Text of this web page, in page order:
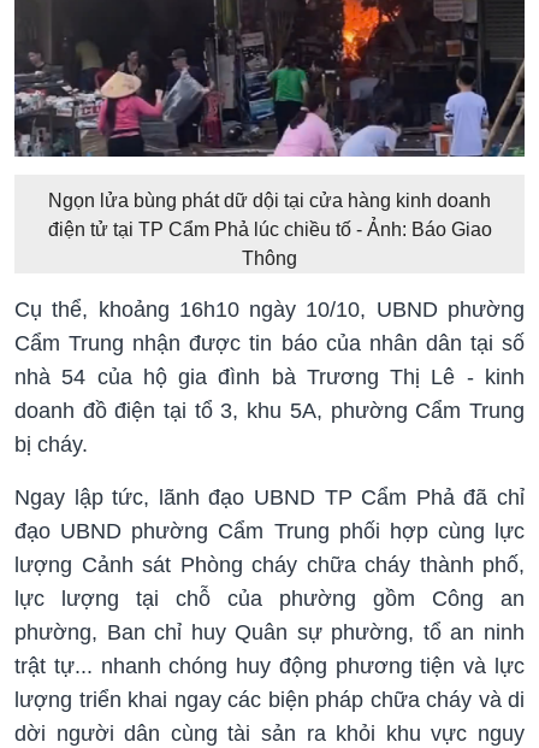
Ngọn lửa bùng phát dữ dội tại cửa hàng kinh doanh
điện tử tại TP Cẩm Phả lúc chiều tố - Ảnh: Báo Giao
Thông
Cụ thể, khoảng 16h10 ngày 10/10, UBND phường
Cẩm Trung nhận được tin báo của nhân dân tại số
nhà 54 của hộ gia đình bà Trương Thị Lê - kinh
doanh đồ điện tại tổ 3, khu 5A, phường Cẩm Trung
bị cháy.
Ngay lập tức, lãnh đạo UBND TP Cẩm Phả đã chỉ
đạo UBND phường Cẩm Trung phối hợp cùng lực
lượng Cảnh sát Phòng cháy chữa cháy thành phố,
lực lượng tại chỗ của phường gồm Công an
phường, Ban chỉ huy Quân sự phường, tổ an ninh
trật tự... nhanh chóng huy động phương tiện và lực
lượng triển khai ngay các biện pháp chữa cháy và di
dời người dân cùng tài sản ra khỏi khu vực nguy